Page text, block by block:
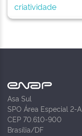
criatividade
Asa Sul
SPO Área Especial 2-A
CEP 70.610-900
Brasília/DF